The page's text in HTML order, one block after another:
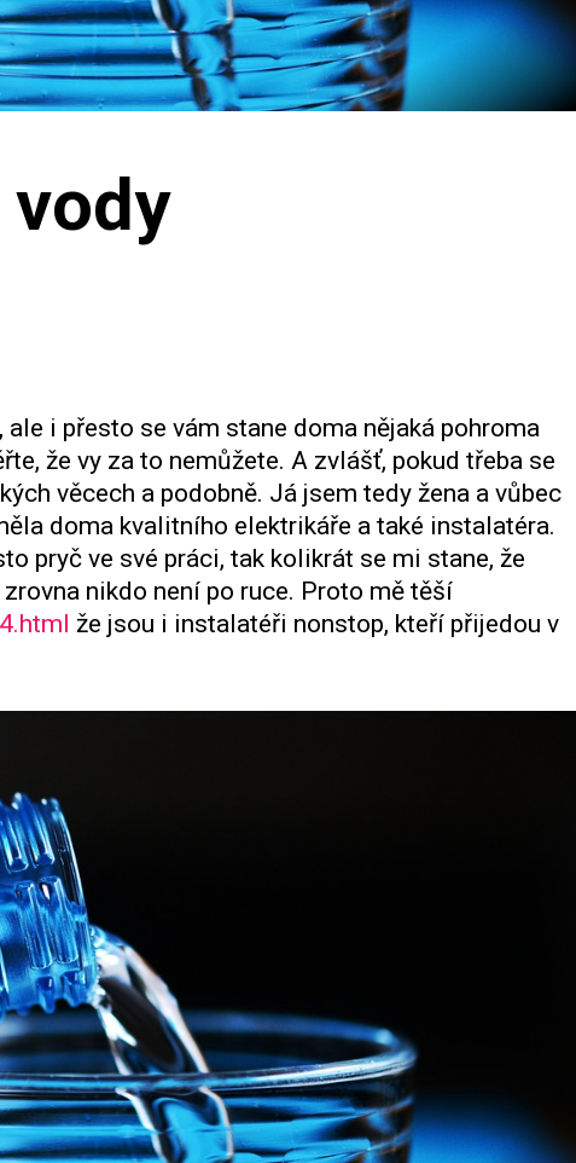
i přesto se vám stane doma nějaká pohroma
že vy za to nemůžete. A zvlášť, pokud třeba se
věcech a podobně. Já jsem tedy žena a vůbec
doma kvalitního elektrikáře a také instalatéra.
pryč ve své práci, tak kolikrát se mi stane, že
nikdo není po ruce. Proto mě těší
že jsou i instalatéři nonstop, kteří přijedou v